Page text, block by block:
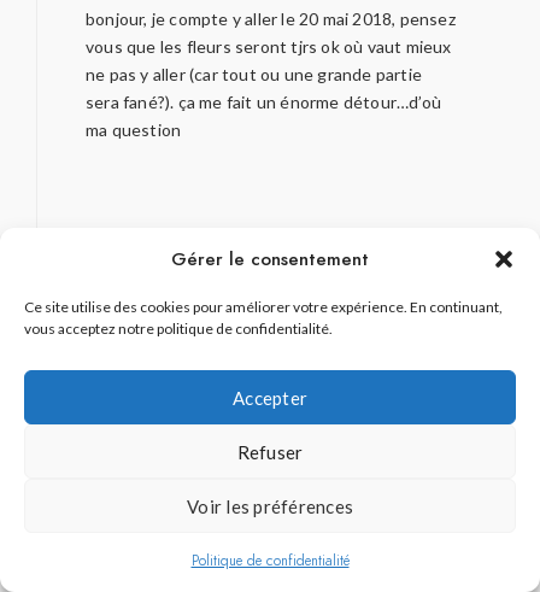
Gérer le consentement
Ce site utilise des cookies pour améliorer votre expérience. En continuant,
vous acceptez notre politique de confidentialité.
Accepter
Refuser
Voir les préférences
Politique de confidentialité
bonjour, je compte y aller le 20 mai 2018, pensez
vous que les fleurs seront tjrs ok où vaut mieux
ne pas y aller (car tout ou une grande partie
sera fané?). ça me fait un énorme détour…d’où
ma question
11 avril 2018 à 9 h 27 min
je pense que ça sera trop tard car cette